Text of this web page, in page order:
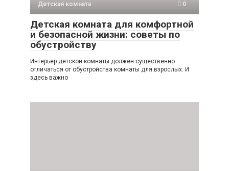
Детская комната 0
Детская комната для комфортной
и безопасной жизни: советы по
обустройству
Интерьер детской комнаты должен существенно
отличаться от обустройства комнаты для взрослых. И
здесь важно